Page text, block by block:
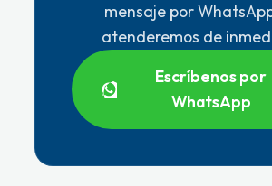
mensaje por
atenderemos de
Escríbenos por
WhatsApp